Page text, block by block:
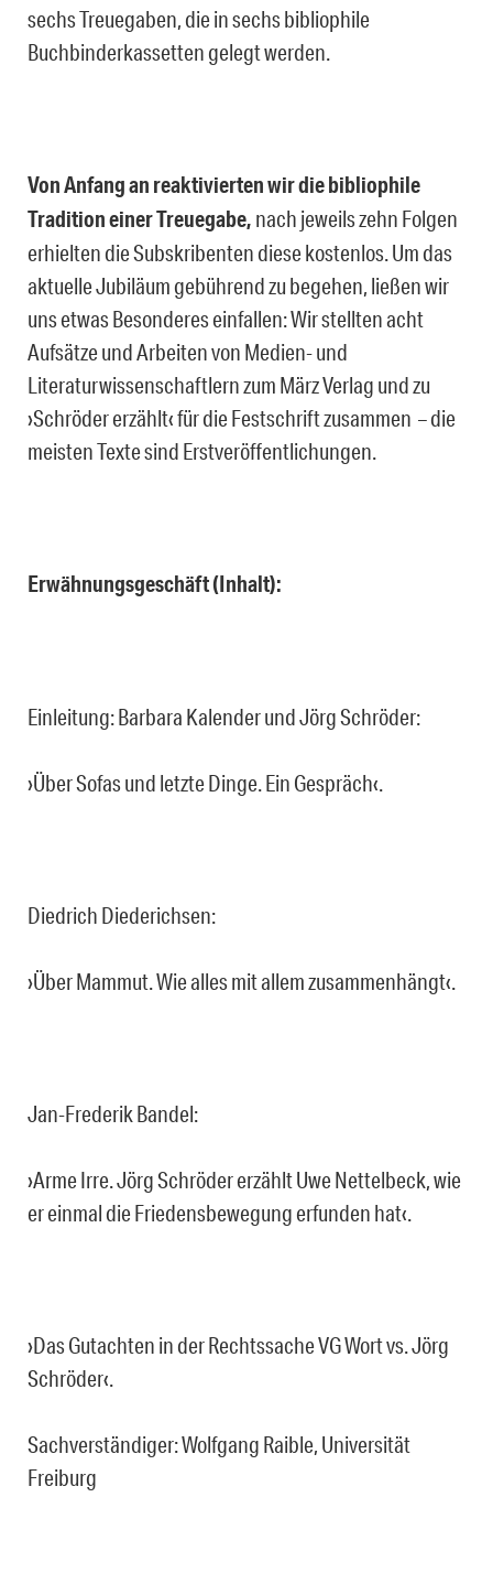
sechs Treuegaben, die in sechs bibliophile
Buchbinderkassetten gelegt werden.
Von Anfang an reaktivierten wir die bibliophile
Tradition einer Treuegabe, nach jeweils zehn Folgen
erhielten die Subskribenten diese kostenlos. Um das
aktuelle Jubiläum gebührend zu begehen, ließen wir
uns etwas Besonderes einfallen: Wir stellten acht
Aufsätze und Arbeiten von Medien- und
Literaturwissenschaftlern zum März Verlag und zu
›Schröder erzählt‹ für die Festschrift zusammen – die
meisten Texte sind Erstveröffentlichungen.
Erwähnungsgeschäft (Inhalt):
Einleitung: Barbara Kalender und Jörg Schröder:
›Über Sofas und letzte Dinge. Ein Gespräch‹.
Diedrich Diederichsen:
›Über Mammut. Wie alles mit allem zusammenhängt‹.
Jan-Frederik Bandel:
›Arme Irre. Jörg Schröder erzählt Uwe Nettelbeck, wie
er einmal die Friedensbewegung erfunden hat‹.
›Das Gutachten in der Rechtssache VG Wort vs. Jörg
Schröder‹.
Sachverständiger: Wolfgang Raible, Universität
Freiburg